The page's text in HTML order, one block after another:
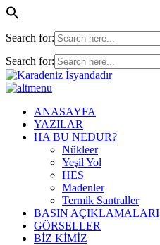
Search for:
Search for:
ANASAYFA
YAZILAR
HA BU NEDUR?
Nükleer
Yeşil Yol
HES
Madenler
Termik Santraller
BASIN AÇIKLAMALARI
GÖRSELLER
BİZ KİMİZ